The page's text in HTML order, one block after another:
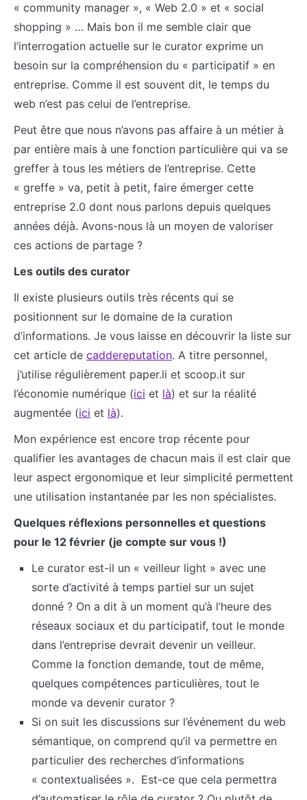
« community manager », « Web 2.0 » et « social
shopping » … Mais bon il me semble clair que
l’interrogation actuelle sur le curator exprime un
besoin sur la compréhension du « participatif » en
entreprise. Comme il est souvent dit, le temps du
web n’est pas celui de l’entreprise.
Peut être que nous n’avons pas affaire à un métier à
par entière mais à une fonction particulière qui va se
greffer à tous les métiers de l’entreprise. Cette
« greffe » va, petit à petit, faire émerger cette
entreprise 2.0 dont nous parlons depuis quelques
années déjà. Avons-nous là un moyen de valoriser
ces actions de partage ?
Les outils des curator
Il existe plusieurs outils très récents qui se
positionnent sur le domaine de la curation
d’informations. Je vous laisse en découvrir la liste sur
cet article de caddereputation. A titre personnel,
j’utilise régulièrement paper.li et scoop.it sur
l’économie numérique (ici et là) et sur la réalité
augmentée (ici et là).
Mon expérience est encore trop récente pour
qualifier les avantages de chacun mais il est clair que
leur aspect ergonomique et leur simplicité permettent
une utilisation instantanée par les non spécialistes.
Quelques réflexions personnelles et questions
pour le 12 février (je compte sur vous !)
Le curator est-il un « veilleur light » avec une
sorte d’activité à temps partiel sur un sujet
donné ? On a dit à un moment qu’à l’heure des
réseaux sociaux et du participatif, tout le monde
dans l’entreprise devrait devenir un veilleur.
Comme la fonction demande, tout de même,
quelques compétences particulières, tout le
monde va devenir curator ?
Si on suit les discussions sur l’événement du web
sémantique, on comprend qu’il va permettre en
particulier des recherches d’informations
« contextualisées ». Est-ce que cela permettra